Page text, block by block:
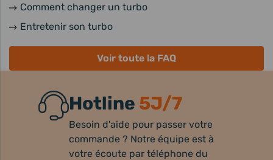
Comment changer un turbo
Entretenir son turbo
Voir toute la FAQ
Hotline 5J/7
Besoin d'aide pour passer votre
commande ? Notre équipe est à
votre écoute par téléphone du